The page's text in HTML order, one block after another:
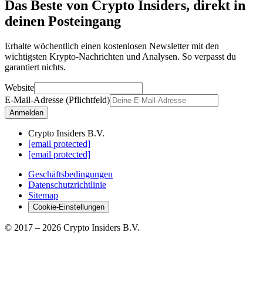
Das Beste von Crypto Insiders, direkt in
deinen Posteingang
Erhalte wöchentlich einen kostenlosen Newsletter mit den
wichtigsten Krypto-Nachrichten und Analysen. So verpasst du
garantiert nichts.
Website
E-Mail-Adresse (Pflichtfeld)
Anmelden
Crypto Insiders B.V.
[email protected]
[email protected]
Geschäftsbedingungen
Datenschutzrichtlinie
Sitemap
Cookie-Einstellungen
© 2017 – 2026 Crypto Insiders B.V.